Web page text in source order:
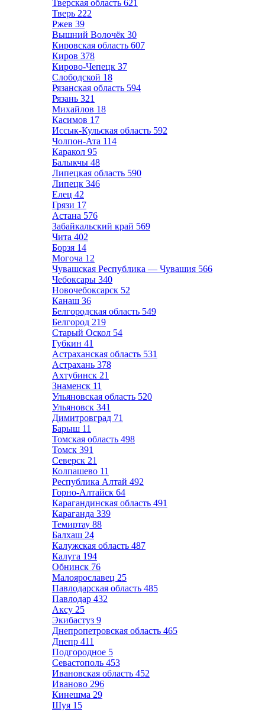
Тверская область 621
Тверь 222
Ржев 39
Вышний Волочёк 30
Кировская область 607
Киров 378
Кирово-Чепецк 37
Слободской 18
Рязанская область 594
Рязань 321
Михайлов 18
Касимов 17
Иссык-Кульская область 592
Чолпон-Ата 114
Каракол 95
Балыкчы 48
Липецкая область 590
Липецк 346
Елец 42
Грязи 17
Астана 576
Забайкальский край 569
Чита 402
Борзя 14
Могоча 12
Чувашская Республика — Чувашия 566
Чебоксары 340
Новочебоксарск 52
Канаш 36
Белгородская область 549
Белгород 219
Старый Оскол 54
Губкин 41
Астраханская область 531
Астрахань 378
Ахтубинск 21
Знаменск 11
Ульяновская область 520
Ульяновск 341
Димитровград 71
Барыш 11
Томская область 498
Томск 391
Северск 21
Колпашево 11
Республика Алтай 492
Горно-Алтайск 64
Карагандинская область 491
Караганда 339
Темиртау 88
Балхаш 24
Калужская область 487
Калуга 194
Обнинск 76
Малоярославец 25
Павлодарская область 485
Павлодар 432
Аксу 25
Экибастуз 9
Днепропетровская область 465
Днепр 411
Подгородное 5
Севастополь 453
Ивановская область 452
Иваново 296
Кинешма 29
Шуя 15